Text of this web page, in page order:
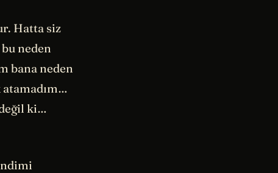
Hatta siz
neden
bana neden
ki…